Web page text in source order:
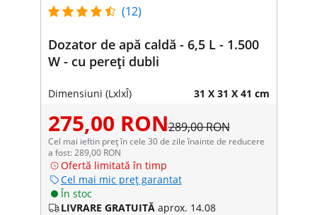
(12)
Dozator de apă caldă - 6,5 L - 1.500
W - cu pereți dubli
Dimensiuni (LxlxÎ) 31 X 31 X 41 cm
275,00 RON289,00 RON
Cel mai ieftin preț în cele 30 de zile înainte de reducere
a fost: 289,00 RON
Ofertă limitată în timp
Cel mai mic preț garantat
În stoc
LIVRARE GRATUITĂ aprox. 14.08